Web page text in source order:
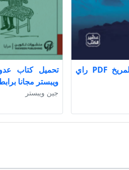
تحميل كتاب سجلات المريخ PDF راي
ويبستر مجانا
جين ويبستر